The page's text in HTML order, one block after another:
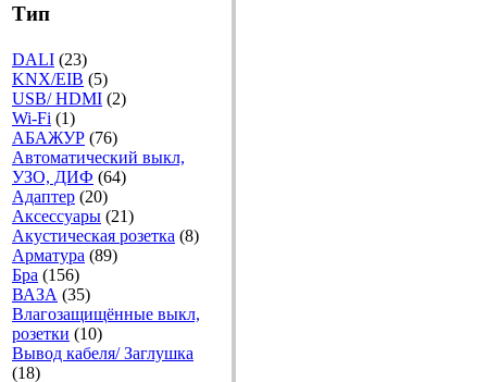
Тип
DALI (23)
KNX/EIB (5)
USB/ HDMI (2)
Wi-Fi (1)
АБАЖУР (76)
Автоматический выкл,
УЗО, ДИФ (64)
Адаптер (20)
Аксесcуары (21)
Акустическая розетка (8)
Арматура (89)
Бра (156)
ВАЗА (35)
Влагозащищённые выкл,
розетки (10)
Вывод кабеля/ Заглушка
(18)